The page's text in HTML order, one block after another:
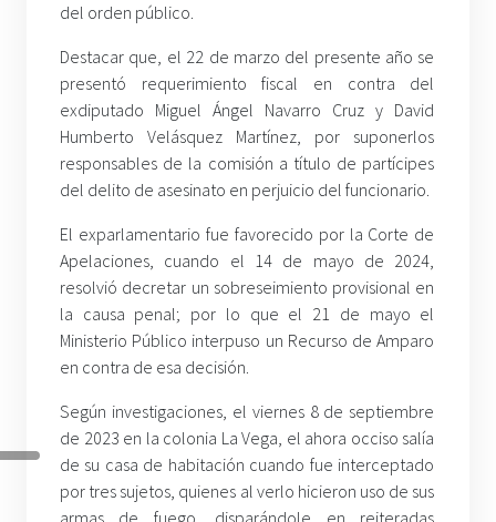
del orden público.
Destacar que, el 22 de marzo del presente año se
presentó requerimiento fiscal en contra del
exdiputado Miguel Ángel Navarro Cruz y David
Humberto Velásquez Martínez, por suponerlos
responsables de la comisión a título de partícipes
del delito de asesinato en perjuicio del funcionario.
El exparlamentario fue favorecido por la Corte de
Apelaciones, cuando el 14 de mayo de 2024,
resolvió decretar un sobreseimiento provisional en
la causa penal; por lo que el 21 de mayo el
Ministerio Público interpuso un Recurso de Amparo
en contra de esa decisión.
Según investigaciones, el viernes 8 de septiembre
de 2023 en la colonia La Vega, el ahora occiso salía
de su casa de habitación cuando fue interceptado
por tres sujetos, quienes al verlo hicieron uso de sus
armas de fuego, disparándole en reiteradas